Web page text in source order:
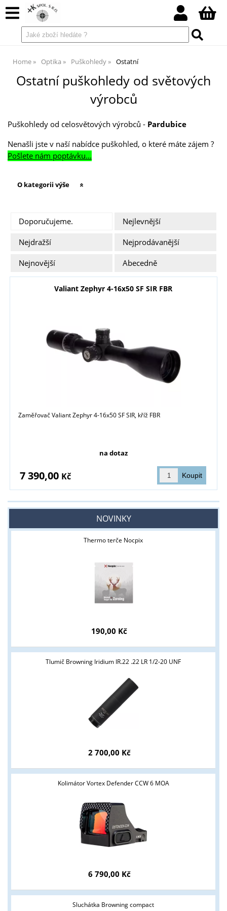
Home Optika Puškohledy Ostatní
Ostatní puškohledy od světových
výrobců
Puškohledy od celosvětových výrobců - Pardubice
Nenašli jste v naší nabídce puškohled, o které máte zájem ?
Pošlete nám poptávku...
O kategorii výše
Doporučujeme.
Nejlevnější
Nejdražší
Nejprodávanější
Nejnovější
Abecedně
Valiant Zephyr 4-16x50 SF SIR FBR
Zaměřovač Valiant Zephyr 4-16x50 SF SIR, kříž FBR
na dotaz
7 390,00 Kč
NOVINKY
Thermo terče Nocpix
190,00 Kč
Tlumič Browning Iridium IR.22 .22 LR 1/2-20 UNF
2 700,00 Kč
Kolimátor Vortex Defender CCW 6 MOA
6 790,00 Kč
Sluchátka Browning compact